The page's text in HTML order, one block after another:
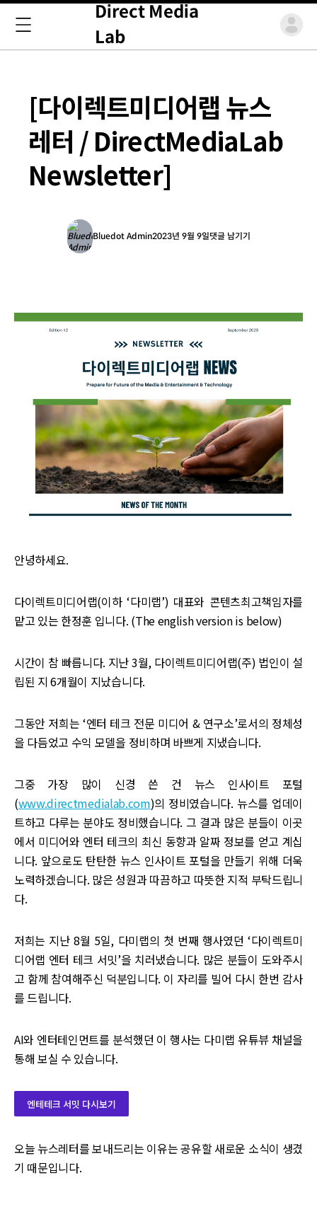
Direct Media
Lab
[다이렉트미디어랩 뉴스
레터 / DirectMediaLab
Newsletter]
Bluedot Admin2023년 9월 9일댓글 남기기
안녕하세요.
다이렉트미디어랩(이하 ‘다미랩’) 대표와 콘텐츠최고책임자를
맡고 있는 한정훈 입니다. (The english version is below)
시간이 참 빠릅니다. 지난 3월, 다이렉트미디어랩(주) 법인이 설
립된 지 6개월이 지났습니다.
그동안 저희는 ‘엔터 테크 전문 미디어 & 연구소’로서의 정체성
을 다듬었고 수익 모델을 정비하며 바쁘게 지냈습니다.
그중 가장 많이 신경 쓴 건 뉴스 인사이트 포털
(www.directmedialab.com)의 정비였습니다. 뉴스를 업데이
트하고 다루는 분야도 정비했습니다. 그 결과 많은 분들이 이곳
에서 미디어와 엔터 테크의 최신 동향과 알짜 정보를 얻고 계십
니다. 앞으로도 탄탄한 뉴스 인사이트 포털을 만들기 위해 더욱
노력하겠습니다. 많은 성원과 따끔하고 따뜻한 지적 부탁드립니
다.
저희는 지난 8월 5일, 다미랩의 첫 번째 행사였던 ‘다이렉트미
디어랩 엔터 테크 서밋’을 치러냈습니다. 많은 분들이 도와주시
고 함께 참여해주신 덕분입니다. 이 자리를 빌어 다시 한번 감사
를 드립니다.
AI와 엔터테인먼트를 분석했던 이 행사는 다미랩 유튜뷰 채널을
통해 보실 수 있습니다.
엔테테크 서밋 다시보기
오늘 뉴스레터를 보내드리는 이유는 공유할 새로운 소식이 생겼
기 때문입니다.